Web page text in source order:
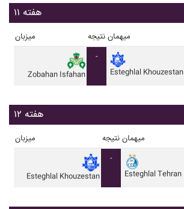
هفته ۱۱
میزبان نتیجه میهمان
Zobahan Isfahan
-
Esteghlal Khouzestan
هفته ۱۲
میزبان نتیجه میهمان
Esteghlal Khouzestan
-
Esteghlal Tehran